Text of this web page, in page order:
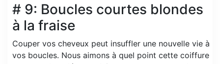
# 9: Boucles courtes blondes
à la fraise
Couper vos cheveux peut insuffler une nouvelle vie à
vos boucles. Nous aimons à quel point cette coiffure